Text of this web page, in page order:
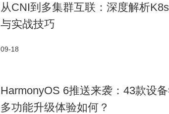
从CNI到多集群互联：深度解析
与实战技巧
09-18
HarmonyOS 6推送来袭：43款设
多功能升级体验如何？